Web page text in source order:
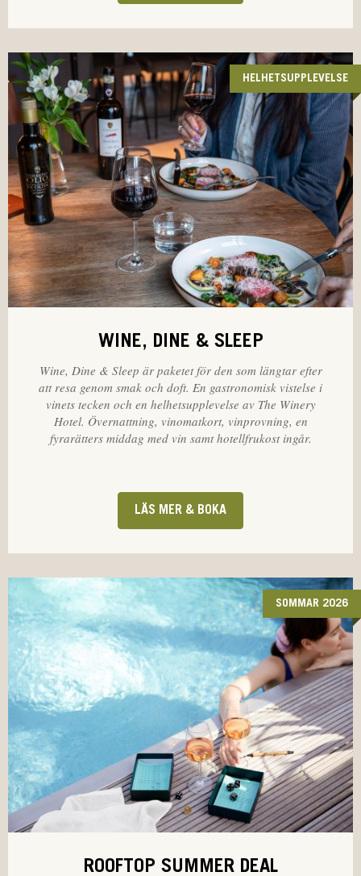
HELHETSUPPLEVELSE
WINE, DINE & SLEEP
Wine, Dine & Sleep är paketet för den som längtar efter
att resa genom smak och doft. En gastronomisk vistelse i
vinets tecken och en helhetsupplevelse av The Winery
Hotel. Övernattning, vinomatkort, vinprovning, en
fyrarätters middag med vin samt hotellfrukost ingår.
LÄS MER & BOKA
SOMMAR 2026
ROOFTOP SUMMER DEAL